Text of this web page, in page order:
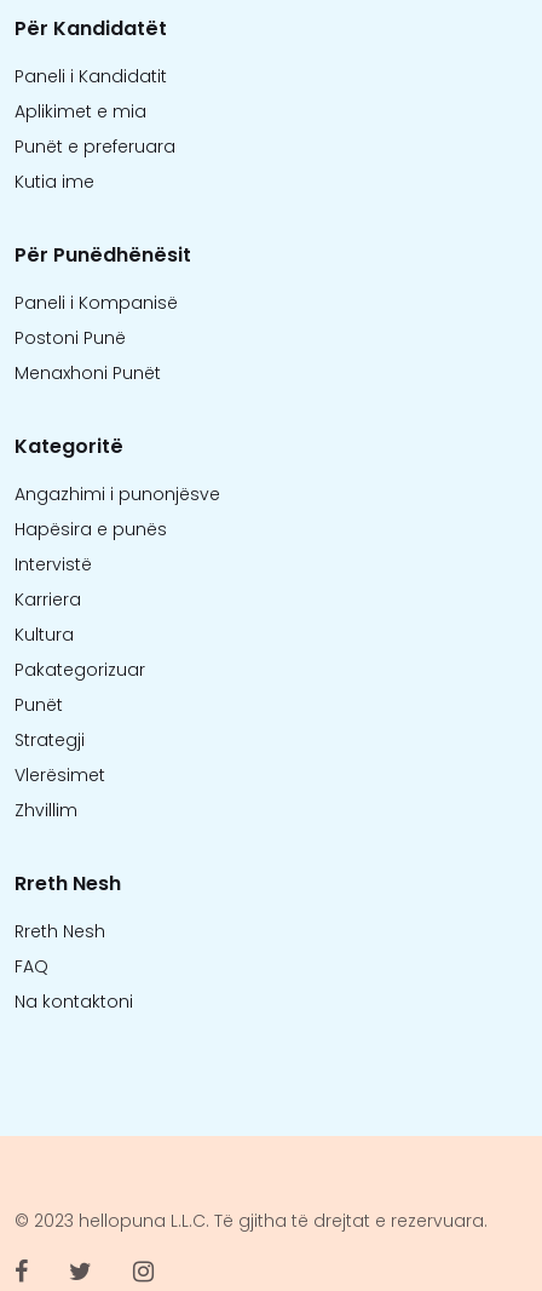
Për Kandidatët
Paneli i Kandidatit
Aplikimet e mia
Punët e preferuara
Kutia ime
Për Punëdhënësit
Paneli i Kompanisë
Postoni Punë
Menaxhoni Punët
Kategoritë
Angazhimi i punonjësve
Hapësira e punës
Intervistë
Karriera
Kultura
Pakategorizuar
Punët
Strategji
Vlerësimet
Zhvillim
Rreth Nesh
Rreth Nesh
FAQ
Na kontaktoni
© 2023 hellopuna L.L.C. Të gjitha të drejtat e rezervuara.